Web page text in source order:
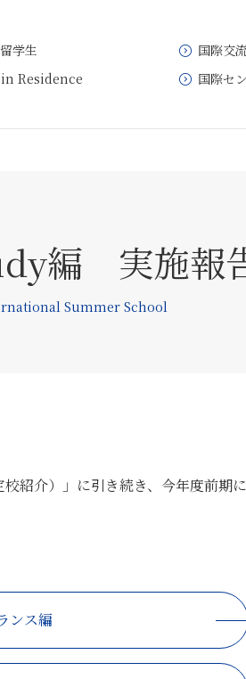
学生
国際交流
Residence 国際セ
編 実施報
Summer School
紹介）」に引き続き、今年度前期
ンス編